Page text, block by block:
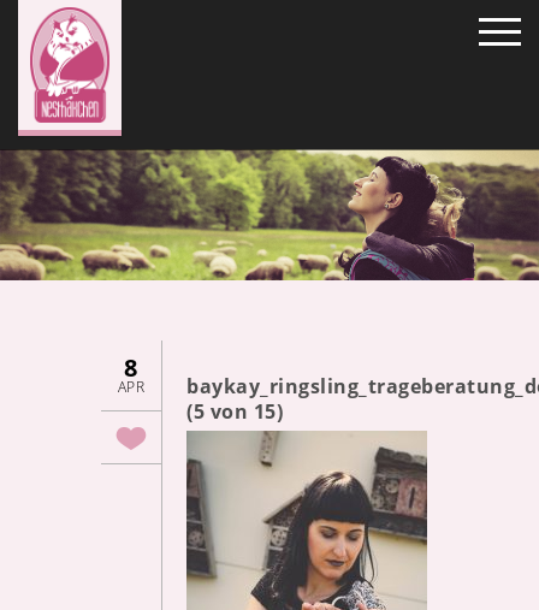
8
APR
(5 von 15)